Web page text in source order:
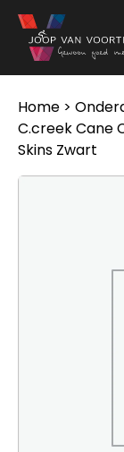
Ga naar de inhoud
Home >
C.creek Cane
Skins Zwart